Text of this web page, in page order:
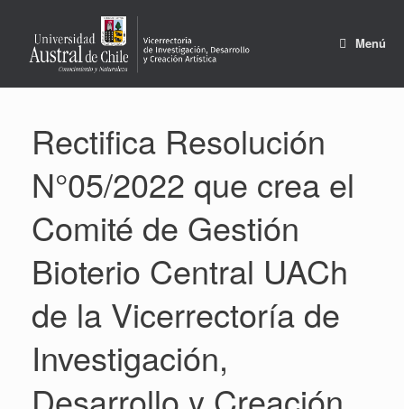
contenido
Menú
Rectifica Resolución
N°05/2022 que crea el
Comité de Gestión
Bioterio Central UACh
de la Vicerrectoría de
Investigación,